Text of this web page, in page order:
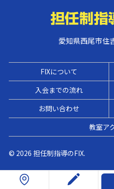
愛知県西尾市住
FIXについて
入会までの流れ
お問い合わせ
教室ア
© 2026 担任制指導のFIX.